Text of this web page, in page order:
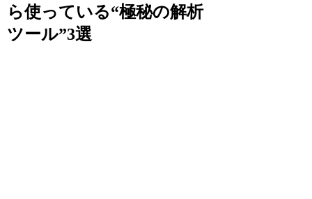
ら使っている“極秘の解析
ツール”3選